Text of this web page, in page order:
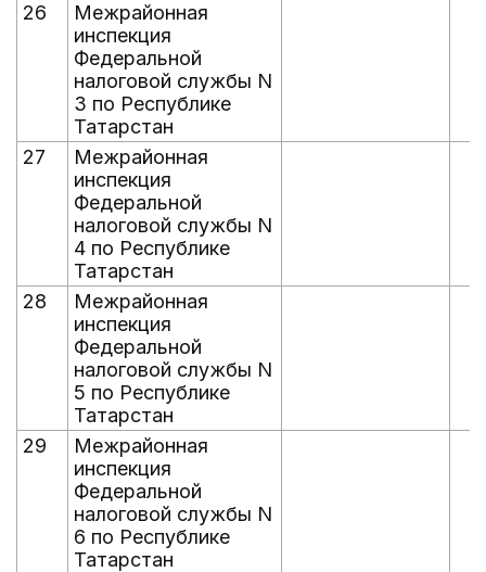
26
Межрайонная
инспекция
Федеральной
налоговой службы N
3 по Республике
Татарстан
27
Межрайонная
инспекция
Федеральной
налоговой службы N
4 по Республике
Татарстан
28
Межрайонная
инспекция
Федеральной
налоговой службы N
5 по Республике
Татарстан
29
Межрайонная
инспекция
Федеральной
налоговой службы N
6 по Республике
Татарстан